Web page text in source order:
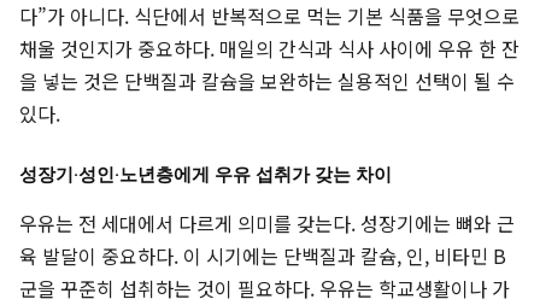
다”가 아니다. 식단에서 반복적으로 먹는 기본 식품을 무엇으로
채울 것인지가 중요하다. 매일의 간식과 식사 사이에 우유 한 잔
을 넣는 것은 단백질과 칼슘을 보완하는 실용적인 선택이 될 수
있다.
성장기·성인·노년층에게 우유 섭취가 갖는 차이
우유는 전 세대에서 다르게 의미를 갖는다. 성장기에는 뼈와 근
육 발달이 중요하다. 이 시기에는 단백질과 칼슘, 인, 비타민 B
군을 꾸준히 섭취하는 것이 필요하다. 우유는 학교생활이나 가